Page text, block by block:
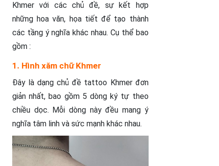
Khmer với các chủ đề, sự kết hợp
những hoa văn, họa tiết để tạo thành
các tầng ý nghĩa khác nhau. Cụ thể bao
gồm :
1. Hình xăm chữ Khmer
Đây là dạng chủ đề tattoo Khmer đơn
giản nhất, bao gồm 5 dòng ký tự theo
chiều dọc. Mỗi dòng này đều mang ý
nghĩa tâm linh và sức mạnh khác nhau.